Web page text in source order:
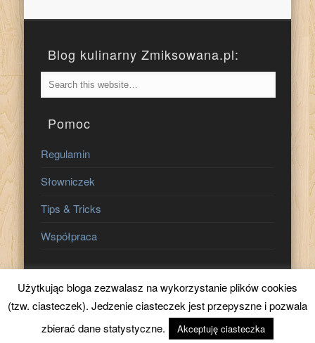
Blog kulinarny Zmiksowana.pl:
Pomoc
Regulamin
Słowniczek
Tips & Tricks
Współpraca
Znajdź nas na:
Użytkując bloga zezwalasz na wykorzystanie plików cookies
(tzw. ciasteczek). Jedzenie ciasteczek jest przepyszne i pozwala
zbierać dane statystyczne.
Akceptuję ciasteczka